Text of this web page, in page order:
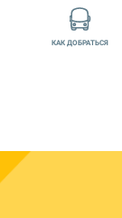
КАК ДОБРАТЬСЯ